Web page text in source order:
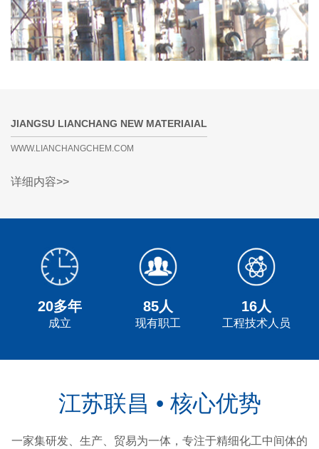
JIANGSU LIANCHANG NEW MATERIAIAL
WWW.LIANCHANGCHEM.COM
详细内容>>
20多年
成立
85人
现有职工
16人
工程技术人员
江苏联昌 • 核心优势
一家集研发、生产、贸易为一体，专注于精细化工中间体的